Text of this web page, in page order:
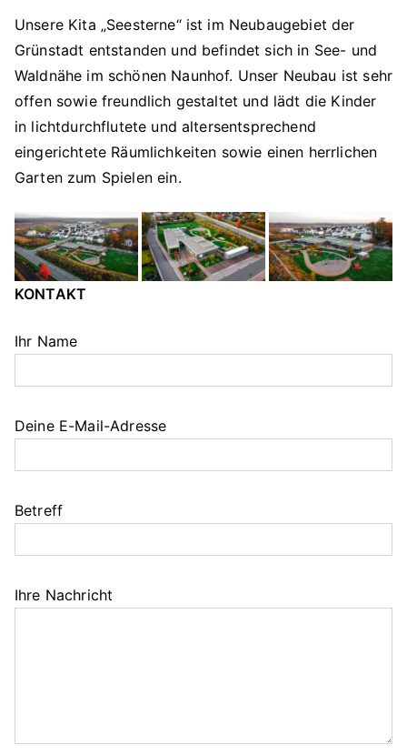
Unsere Kita „Seesterne“ ist im Neubaugebiet der
Grünstadt entstanden und befindet sich in See- und
Waldnähe im schönen Naunhof. Unser Neubau ist sehr
offen sowie freundlich gestaltet und lädt die Kinder
in lichtdurchflutete und altersentsprechend
eingerichtete Räumlichkeiten sowie einen herrlichen
Garten zum Spielen ein.
KONTAKT
Ihr Name
Deine E-Mail-Adresse
Betreff
Ihre Nachricht